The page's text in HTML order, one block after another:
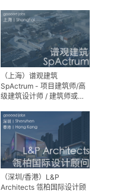
（上海）谱观建筑
SpActrum - 项目建筑师/高
级建筑设计师 / 建筑师或助
媒体助理 / 实习生（建筑设
计/媒体，长期有效）
（深圳/香港）L&P
Architects 瓴柏国际设计顾